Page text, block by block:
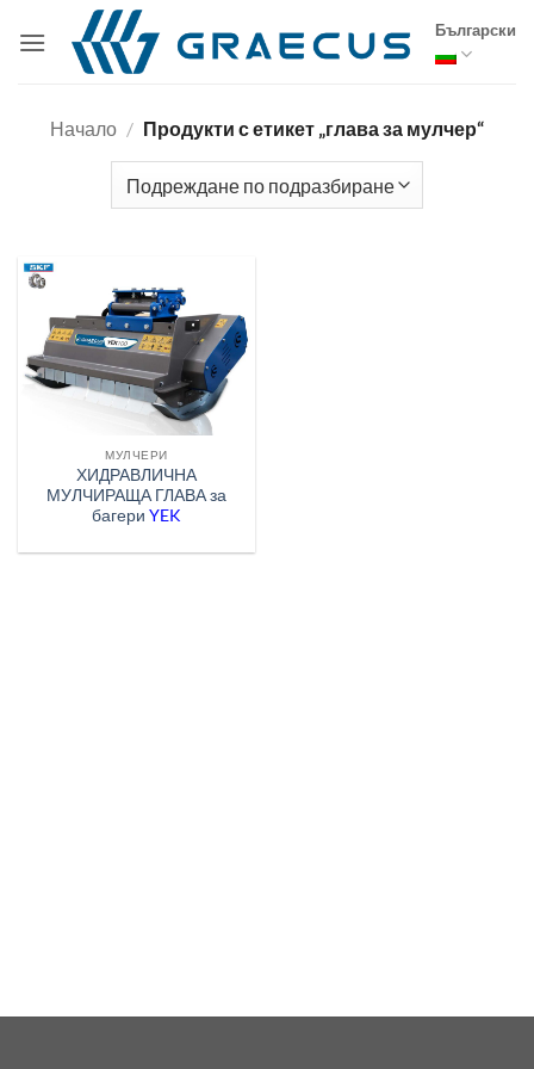
Български
Начало / Продукти с етикет „глава за мулчер“
МУЛЧЕРИ
ХИДРАВЛИЧНА
МУЛЧИРАЩА ГЛАВА за
багери YEK